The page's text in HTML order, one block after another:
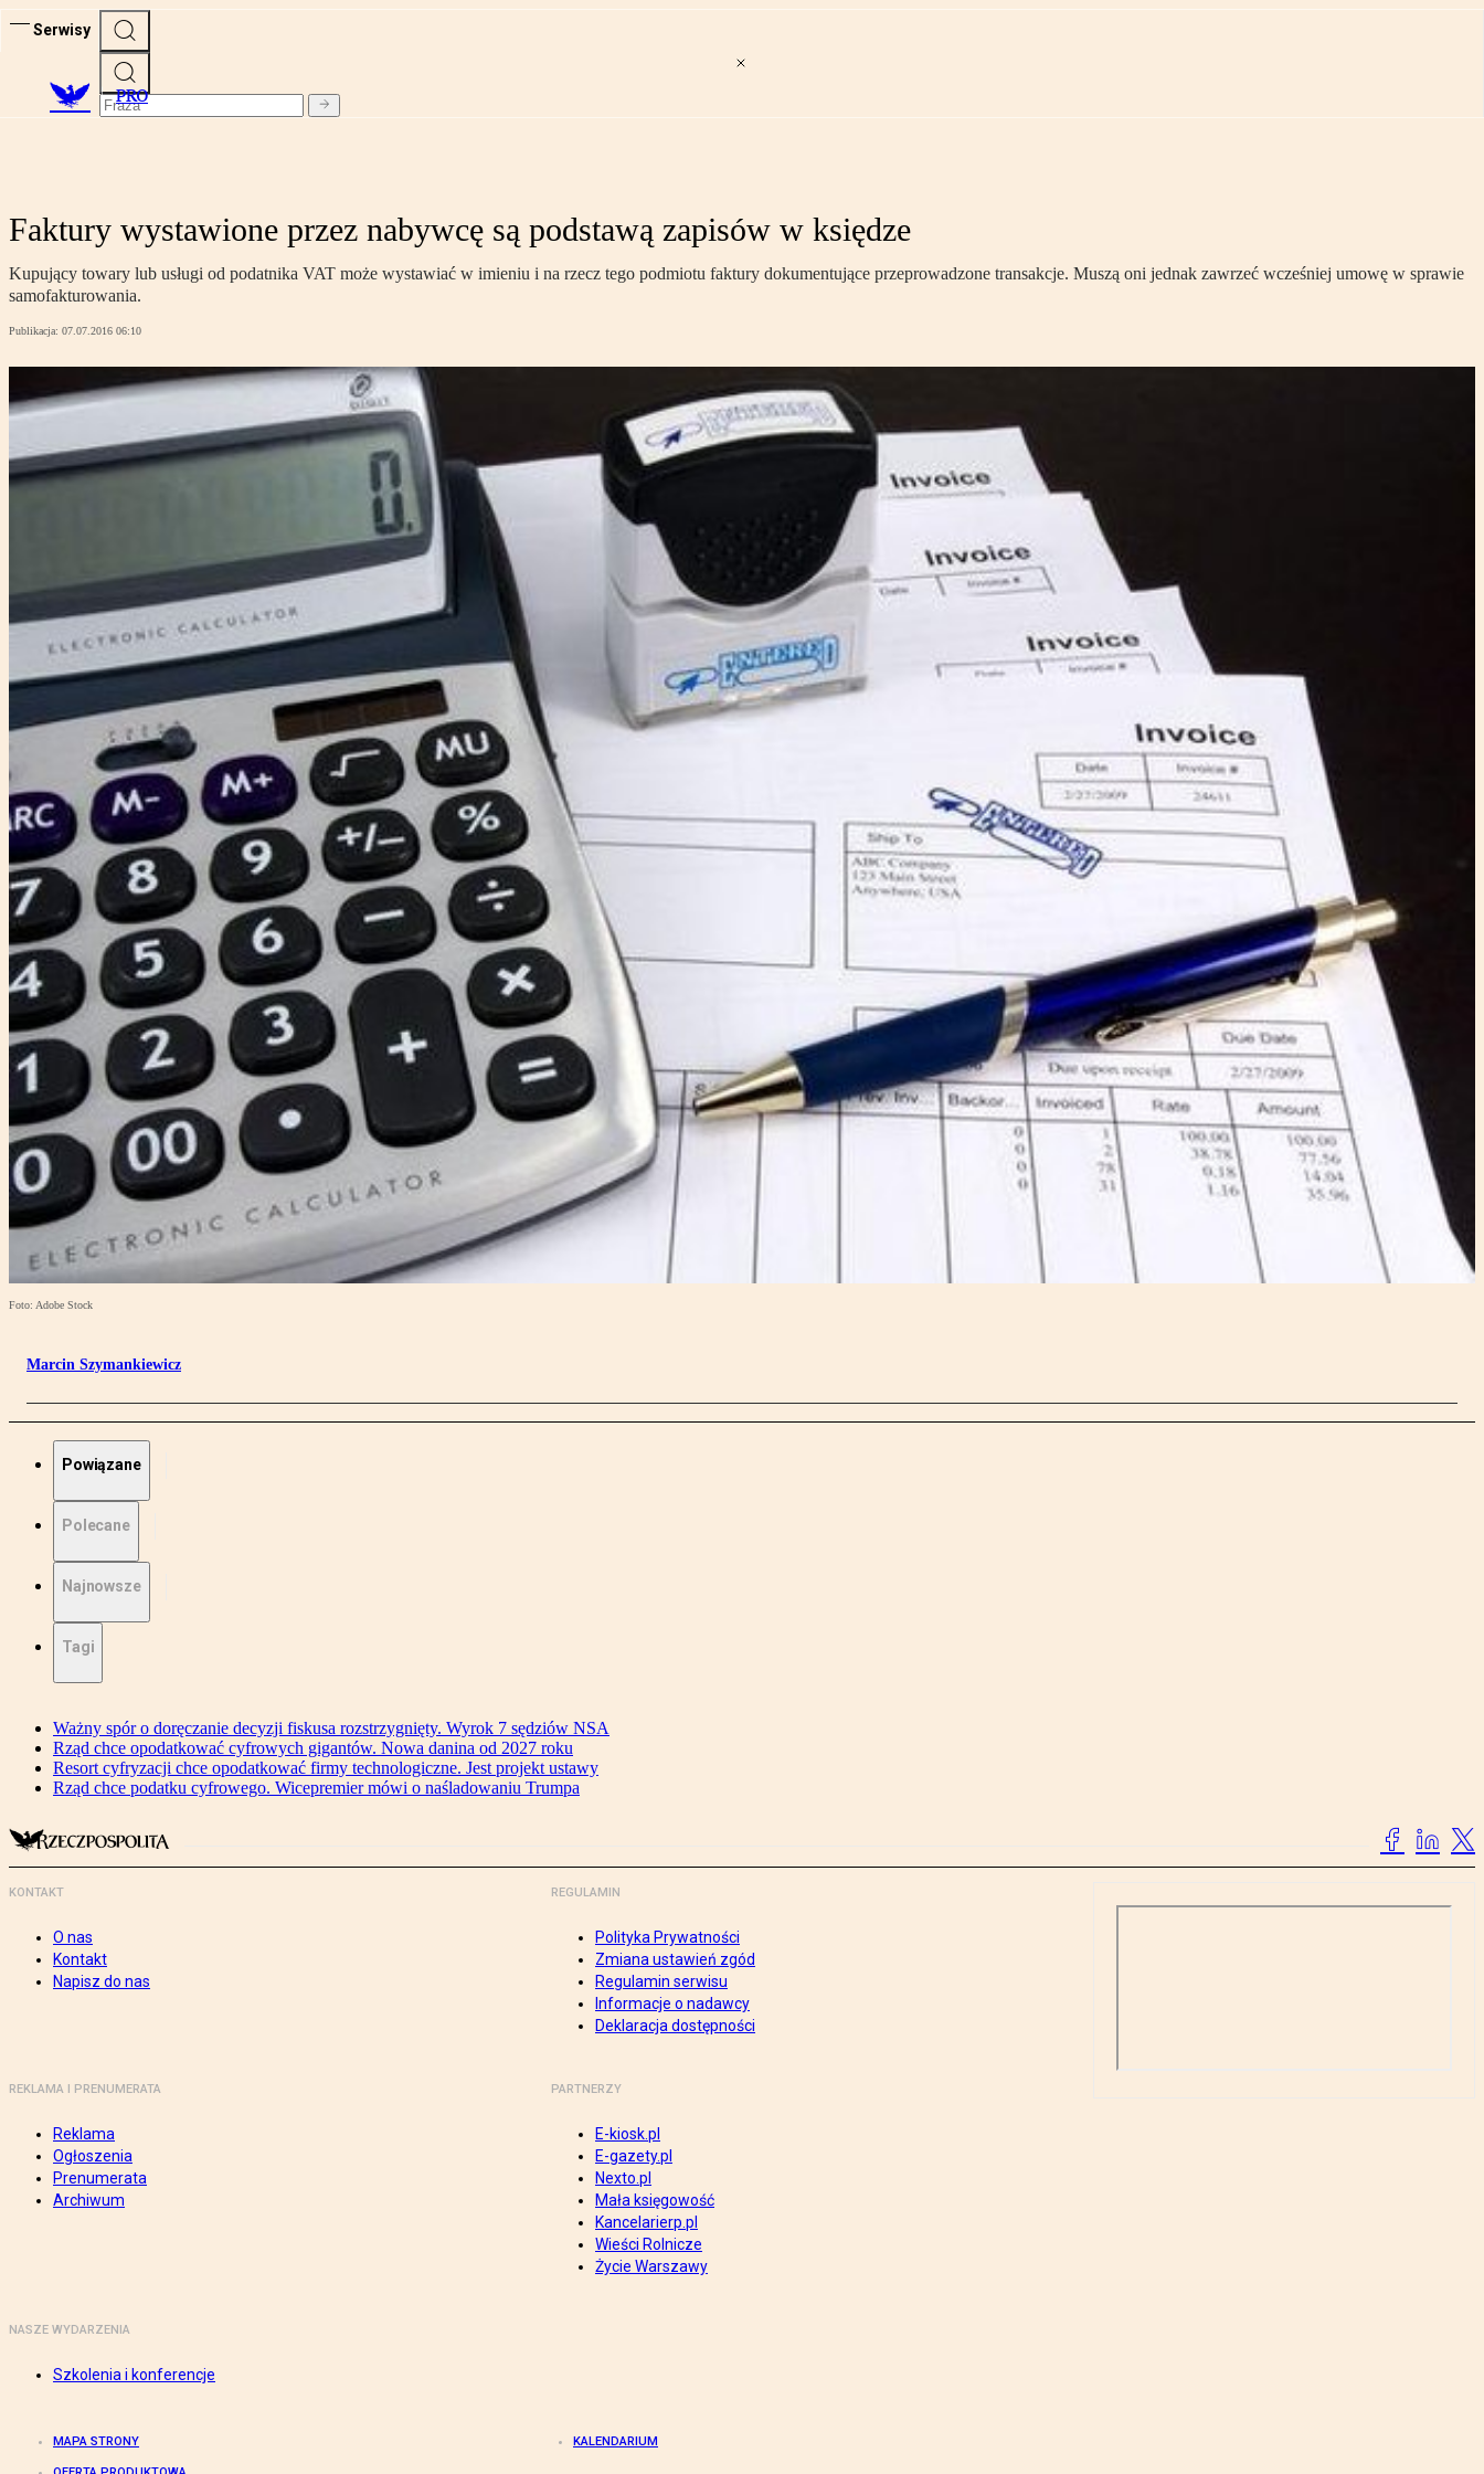
Serwisy
PRO
Faktury wystawione przez nabywcę są podstawą zapisów w księdze
Kupujący towary lub usługi od podatnika VAT może wystawiać w imieniu i na rzecz tego podmiotu faktury dokumentujące przeprowadzone transakcje. Muszą oni jednak zawrzeć wcześniej umowę w sprawie
samofakturowania.
Publikacja: 07.07.2016 06:10
Foto: Adobe Stock
Marcin Szymankiewicz
Powiązane
Polecane
Najnowsze
Tagi
Ważny spór o doręczanie decyzji fiskusa rozstrzygnięty. Wyrok 7 sędziów NSA
Rząd chce opodatkować cyfrowych gigantów. Nowa danina od 2027 roku
Resort cyfryzacji chce opodatkować firmy technologiczne. Jest projekt ustawy
Rząd chce podatku cyfrowego. Wicepremier mówi o naśladowaniu Trumpa
KONTAKT
O nas
Kontakt
Napisz do nas
REGULAMIN
Polityka Prywatności
Zmiana ustawień zgód
Regulamin serwisu
Informacje o nadawcy
Deklaracja dostępności
REKLAMA I PRENUMERATA
Reklama
Ogłoszenia
Prenumerata
Archiwum
PARTNERZY
E-kiosk.pl
E-gazety.pl
Nexto.pl
Mała księgowość
Kancelarierp.pl
Wieści Rolnicze
Życie Warszawy
NASZE WYDARZENIA
Szkolenia i konferencje
MAPA STRONY KALENDARIUM